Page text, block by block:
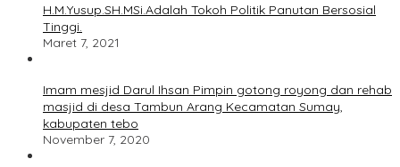
H.M.Yusup.SH.MSi.Adalah Tokoh Politik Panutan Bersosial
Tinggi.
Maret 7, 2021
Imam mesjid Darul Ihsan Pimpin gotong royong dan rehab
masjid di desa Tambun Arang Kecamatan Sumay,
kabupaten tebo
November 7, 2020